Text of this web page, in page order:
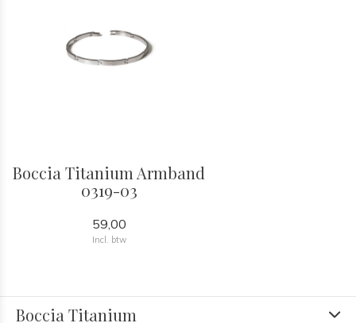
Boccia Titanium Armband
0319-03
59,00
Incl. btw
Boccia Titanium